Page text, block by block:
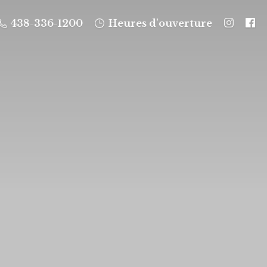
438-336-1200 Heures d'ouverture